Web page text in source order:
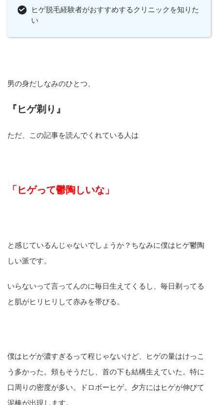
ヒゲ脱毛経験者がおすすめするクリニックを知りた
い
男の身だしなみのひとつ、
『ヒゲ剃り』
ただ、この記事を読んでくれている人は
「ヒゲって鬱陶しいな」
と感じているんじゃないでしょうか？ちなみに僕はヒゲ鬱陶
しい派です。
いらないって言ってんのに毎日生えてくるし、毎日剃ってる
と肌がヒリヒリして赤みを帯びる。
僕はヒゲが濃すぎるって程じゃないけど、ヒゲの量はけっこ
う多かった。頬もそうだし、首の下も結構生えていた。特に
口周りの密度が多い。ドロボーヒゲ。夕方にはヒゲが伸びて
泥棒が出現します。